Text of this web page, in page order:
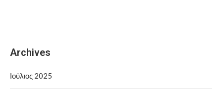
Archives
Ιούλιος 2025